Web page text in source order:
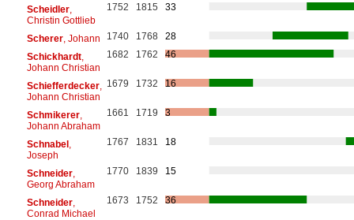
Scheidler,
Christin Gottlieb
1752 1815 33
Scherer, Johann 1740 1768
28
Schickhardt,
Johann Christian
1682 1762 46
Schiefferdecker,
Johann Christian
1679 1732 16
Schmikerer,
Johann Abraham
1661 1719 3
Schnabel,
Joseph
1767 1831 18
Schneider,
Georg Abraham
1770 1839 15
Schneider,
Conrad Michael
1673 1752 36